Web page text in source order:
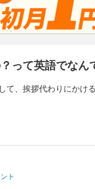
って英語でなん
て、挨拶代わりにかけ
ト